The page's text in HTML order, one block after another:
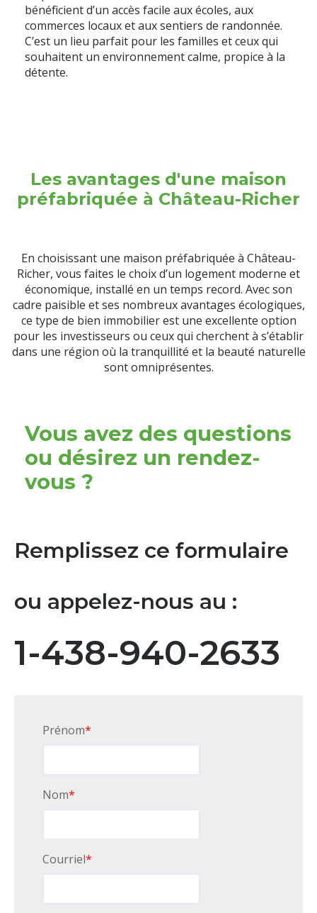
bénéficient d’un accès facile aux écoles, aux
commerces locaux et aux sentiers de randonnée.
C’est un lieu parfait pour les familles et ceux qui
souhaitent un environnement calme, propice à la
détente.
Les avantages d'une maison
préfabriquée à Château-Richer
En choisissant une maison préfabriquée à Château-
Richer, vous faites le choix d’un logement moderne et
économique, installé en un temps record. Avec son
cadre paisible et ses nombreux avantages écologiques,
ce type de bien immobilier est une excellente option
pour les investisseurs ou ceux qui cherchent à s’établir
dans une région où la tranquillité et la beauté naturelle
sont omniprésentes.
Vous avez des questions
ou désirez un rendez-
vous ?
Remplissez ce formulaire
ou appelez-nous au :
1-438-940-2633
Prénom*
Nom*
Courriel*